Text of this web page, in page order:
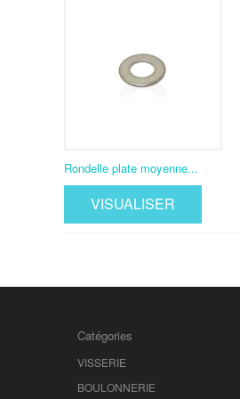
Rondelle plate moyenne...
VISUALISER
Catégories
VISSERIE
BOULONNERIE